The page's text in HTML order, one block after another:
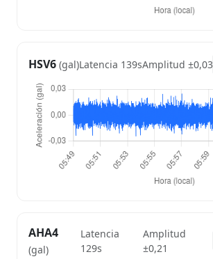
HSV6 (gal)Latencia 139sAmplitud ±0,03
AHA4
(gal)
Latencia
129s
Amplitud
±0,21